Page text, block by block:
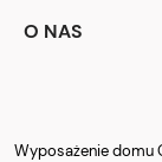
O NAS
Wyposażenie domu